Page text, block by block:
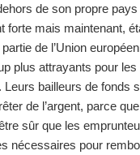
de son propre
forte mais maintenant,
de l’Union
plus attrayants pour
Leurs bailleurs de fonds
de l’argent, parce
sûr que les
nécessaires pour